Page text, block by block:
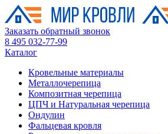
Заказать обратный звонок
8 495 032-77-99
Каталог
Кровельные материалы
Металлочерепица
Композитная черепица
ЦПЧ и Натуральная черепица
Ондулин
Фальцевая кровля